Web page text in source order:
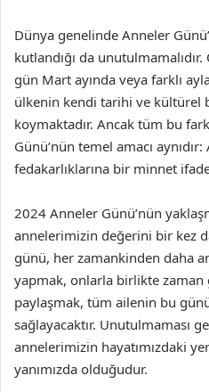
Dünya genelinde Anneler
kutlandığı da
gün Mart ayında veya farklı
ülkenin kendi tarihi ve kültürel
koymaktadır. Ancak tüm bu
Günü’nün temel amacı
fedakarlıklarına bir minnet
2024 Anneler Günü’nün
annelerimizin değerini bir kez
günü, her zamankinden daha
yapmak, onlarla birlikte
paylaşmak, tüm ailenin bu
sağlayacaktır. Unutulmaması
annelerimizin hayatımızdaki
yanımızda olduğudur.